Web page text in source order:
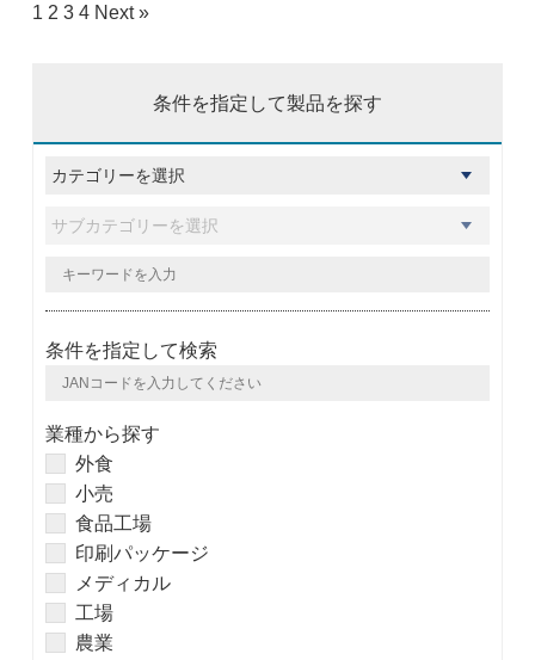
1 2 3 4 Next »
条件を指定して製品を探す
条件を指定して検索
業種から探す
外食
小売
食品工場
印刷パッケージ
メディカル
工場
農業